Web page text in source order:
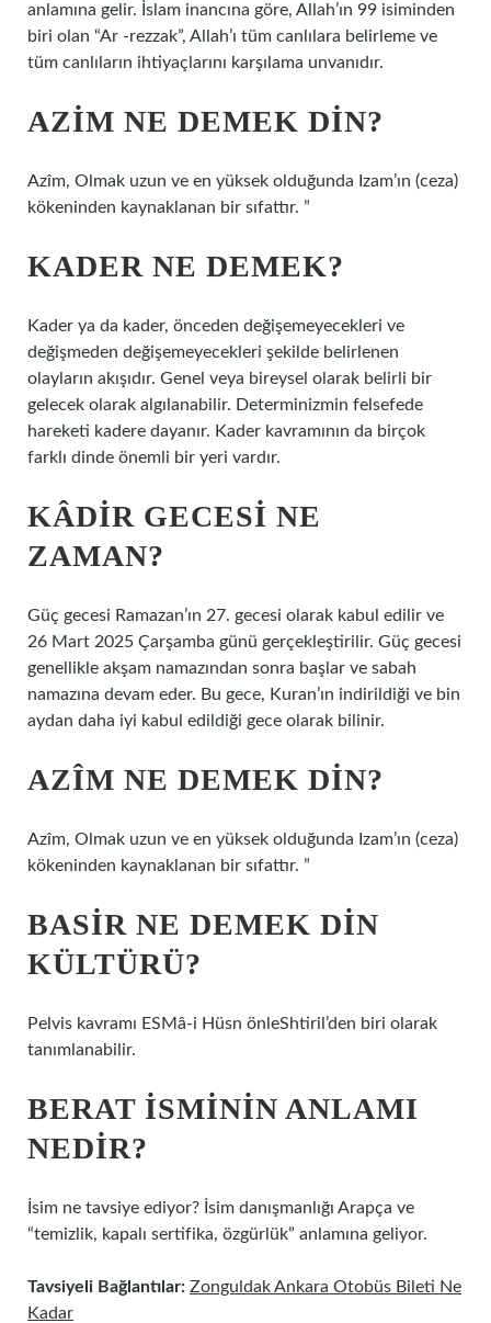
anlamına gelir. İslam inancına göre, Allah’ın 99 isiminden
biri olan “Ar -rezzak”, Allah’ı tüm canlılara belirleme ve
tüm canlıların ihtiyaçlarını karşılama unvanıdır.
AZIM NE DEMEK DIN?
Azîm, Olmak uzun ve en yüksek olduğunda Izam’ın (ceza)
kökeninden kaynaklanan bir sıfattır. ”
KADER NE DEMEK?
Kader ya da kader, önceden değişemeyecekleri ve
değişmeden değişemeyecekleri şekilde belirlenen
olayların akışıdır. Genel veya bireysel olarak belirli bir
gelecek olarak algılanabilir. Determinizmin felsefede
hareketi kadere dayanır. Kader kavramının da birçok
farklı dinde önemli bir yeri vardır.
KÂDIR GECESI NE
ZAMAN?
Güç gecesi Ramazan’ın 27. gecesi olarak kabul edilir ve
26 Mart 2025 Çarşamba günü gerçekleştirilir. Güç gecesi
genellikle akşam namazından sonra başlar ve sabah
namazına devam eder. Bu gece, Kuran’ın indirildiği ve bin
aydan daha iyi kabul edildiği gece olarak bilinir.
AZÎM NE DEMEK DIN?
Azîm, Olmak uzun ve en yüksek olduğunda Izam’ın (ceza)
kökeninden kaynaklanan bir sıfattır. ”
BASIR NE DEMEK DIN
KÜLTÜRÜ?
Pelvis kavramı ESMâ-i Hüsn önleShtiril’den biri olarak
tanımlanabilir.
BERAT ISMININ ANLAMI
NEDIR?
İsim ne tavsiye ediyor? İsim danışmanlığı Arapça ve
“temizlik, kapalı sertifika, özgürlük” anlamına geliyor.
Tavsiyeli Bağlantılar: Zonguldak Ankara Otobüs Bileti Ne
Kadar